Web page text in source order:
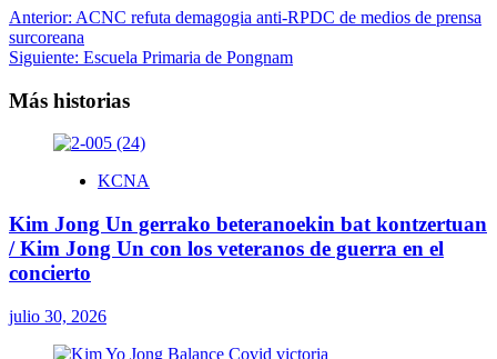
Navegación
de
Anterior: ACNC refuta demagogia anti-RPDC de medios de prensa
surcoreana
Siguiente: Escuela Primaria de Pongnam
Más historias
KCNA
Kim Jong Un gerrako beteranoekin bat kontzertuan
/ Kim Jong Un con los veteranos de guerra en el
concierto
julio 30, 2026